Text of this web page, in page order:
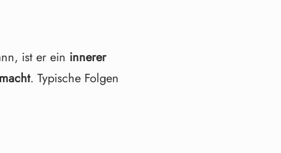
ist er ein innerer
. Typische Folgen